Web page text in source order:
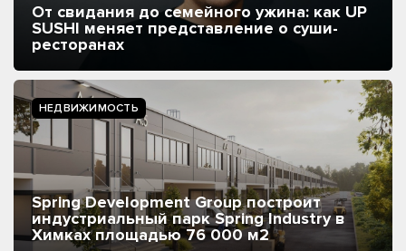
От свидания до семейного ужина: как UP
SUSHI меняет представление о суши-
ресторанах
НЕДВИЖИМОСТЬ
Spring Development Group построит
индустриальный парк Spring Industry в
Химках площадью 76 000 м2